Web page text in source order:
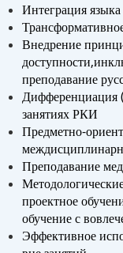
Интеграция
Внедрение
преподавание
Дифференциация
занятиях РКИ
Предметно-
Преподавание
проектное
обучение с
Эффективное